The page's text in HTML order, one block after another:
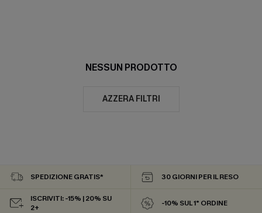
NESSUN PRODOTTO
AZZERA FILTRI
SPEDIZIONE GRATIS* 30 GIORNI PER IL RESO
ISCRIVITI: -15% | 20% SU
2+
-10% SUL 1° ORDINE